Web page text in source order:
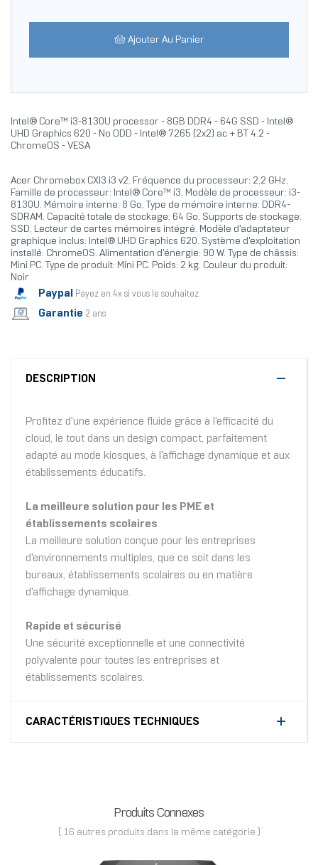
Ajouter Au Panier
Intel® Core™ i3-8130U processor - 8GB DDR4 - 64G SSD - Intel®
UHD Graphics 620 - No ODD - Intel® 7265 (2x2) ac + BT 4.2 -
ChromeOS - VESA
Acer Chromebox CXI3 i3 v2. Fréquence du processeur: 2,2 GHz,
Famille de processeur: Intel® Core™ i3, Modèle de processeur: i3-
8130U. Mémoire interne: 8 Go, Type de mémoire interne: DDR4-
SDRAM. Capacité totale de stockage: 64 Go, Supports de stockage:
SSD, Lecteur de cartes mémoires intégré. Modèle d'adaptateur
graphique inclus: Intel® UHD Graphics 620. Système d'exploitation
installé: ChromeOS. Alimentation d'énergie: 90 W. Type de châssis:
Mini PC. Type de produit: Mini PC. Poids: 2 kg. Couleur du produit:
Noir
Paypal Payez en 4x si vous le souhaitez
Garantie 2 ans
DESCRIPTION
Profitez d'une expérience fluide grâce à l'efficacité du
cloud, le tout dans un design compact, parfaitement
adapté au mode kiosques, à l'affichage dynamique et aux
établissements éducatifs.
La meilleure solution pour les PME et
établissements scolaires
La meilleure solution conçue pour les entreprises
d'environnements multiples, que ce soit dans les
bureaux, établissements scolaires ou en matière
d'affichage dynamique.
Rapide et sécurisé
Une sécurité exceptionnelle et une connectivité
polyvalente pour toutes les entreprises et
établissements scolaires.
CARACTÉRISTIQUES TECHNIQUES
Produits Connexes
( 16 autres produits dans la même catégorie )